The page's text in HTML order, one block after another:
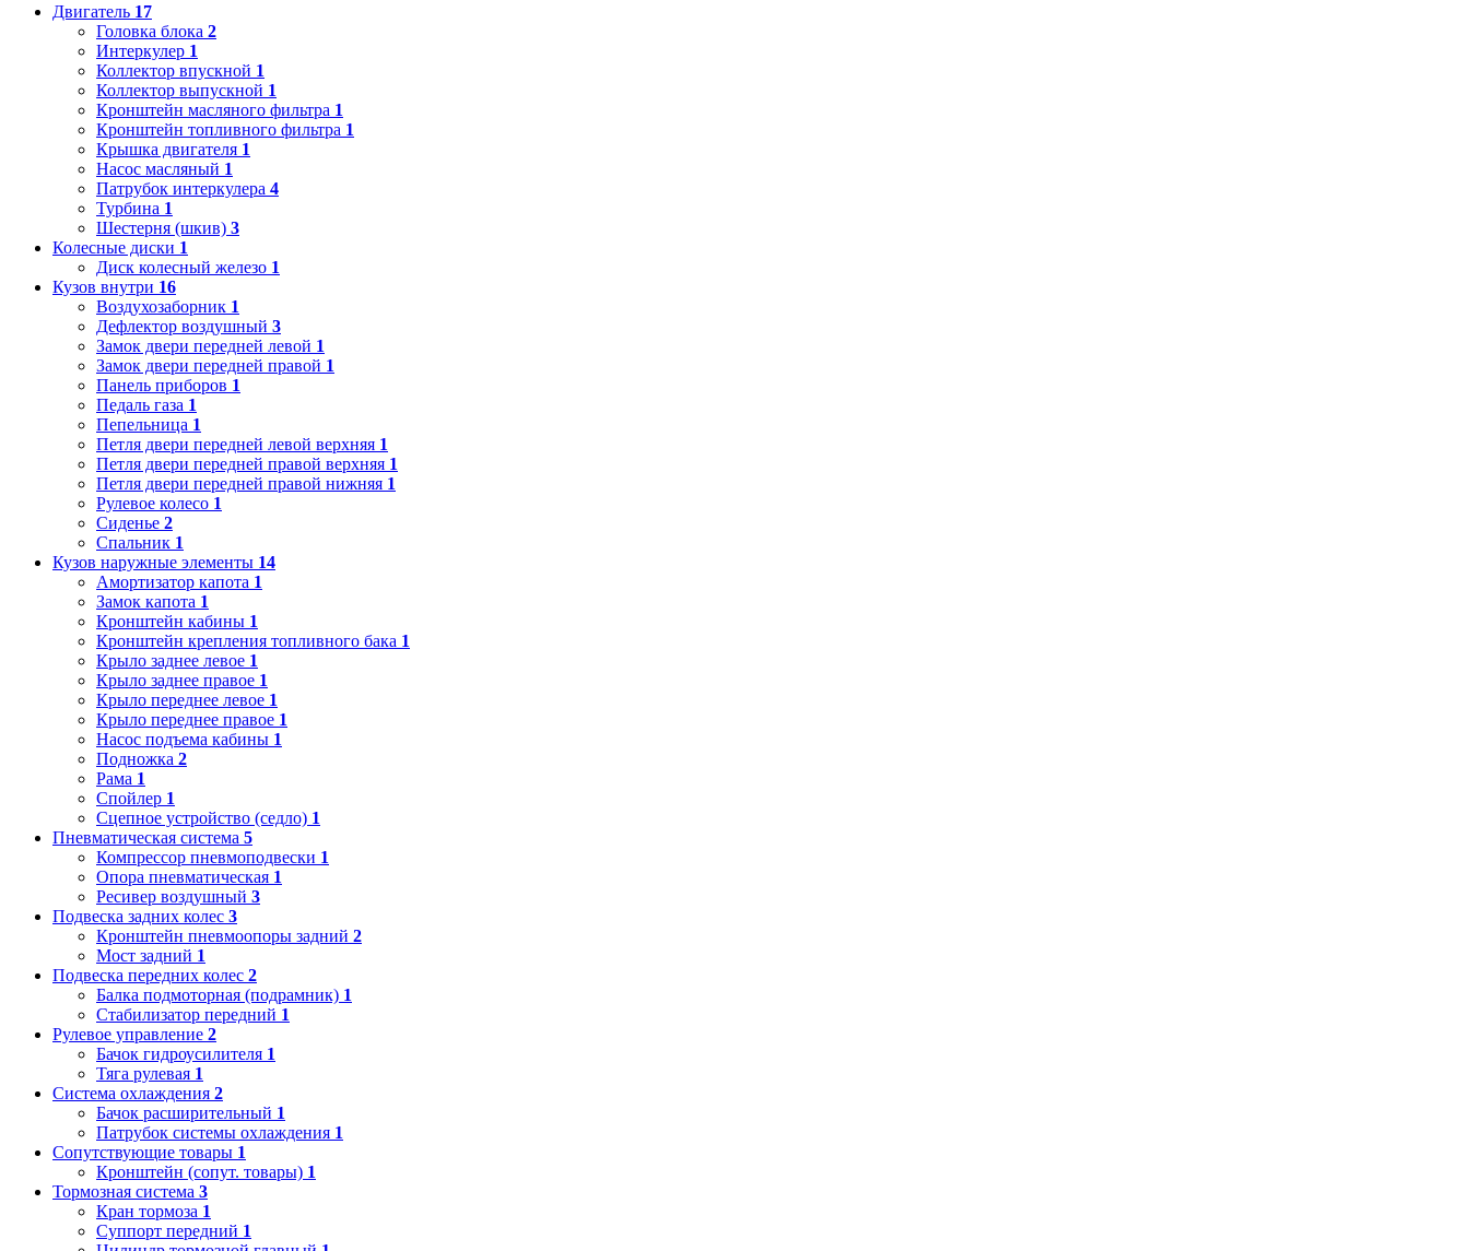
Двигатель 17
Головка блока 2
Интеркулер 1
Коллектор впускной 1
Коллектор выпускной 1
Кронштейн масляного фильтра 1
Кронштейн топливного фильтра 1
Крышка двигателя 1
Насос масляный 1
Патрубок интеркулера 4
Турбина 1
Шестерня (шкив) 3
Колесные диски 1
Диск колесный железо 1
Кузов внутри 16
Воздухозаборник 1
Дефлектор воздушный 3
Замок двери передней левой 1
Замок двери передней правой 1
Панель приборов 1
Педаль газа 1
Пепельница 1
Петля двери передней левой верхняя 1
Петля двери передней правой верхняя 1
Петля двери передней правой нижняя 1
Рулевое колесо 1
Сиденье 2
Спальник 1
Кузов наружные элементы 14
Амортизатор капота 1
Замок капота 1
Кронштейн кабины 1
Кронштейн крепления топливного бака 1
Крыло заднее левое 1
Крыло заднее правое 1
Крыло переднее левое 1
Крыло переднее правое 1
Насос подъема кабины 1
Подножка 2
Рама 1
Спойлер 1
Сцепное устройство (седло) 1
Пневматическая система 5
Компрессор пневмоподвески 1
Опора пневматическая 1
Ресивер воздушный 3
Подвеска задних колес 3
Кронштейн пневмоопоры задний 2
Мост задний 1
Подвеска передних колес 2
Балка подмоторная (подрамник) 1
Стабилизатор передний 1
Рулевое управление 2
Бачок гидроусилителя 1
Тяга рулевая 1
Система охлаждения 2
Бачок расширительный 1
Патрубок системы охлаждения 1
Сопутствующие товары 1
Кронштейн (сопут. товары) 1
Тормозная система 3
Кран тормоза 1
Суппорт передний 1